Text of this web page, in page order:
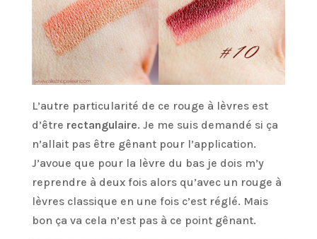
L’autre particularité de ce rouge à lèvres est
d’être rectangulaire. Je me suis demandé si ça
n’allait pas être gênant pour l’application.
J’avoue que pour la lèvre du bas je dois m’y
reprendre à deux fois alors qu’avec un rouge à
lèvres classique en une fois c’est réglé. Mais
bon ça va cela n’est pas à ce point gênant.